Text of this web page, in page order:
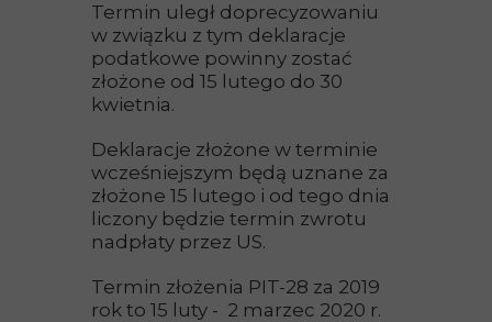
Termin uległ doprecyzowaniu
w związku z tym deklaracje
podatkowe powinny zostać
złożone od 15 lutego do 30
kwietnia.
Deklaracje złożone w terminie
wcześniejszym będą uznane za
złożone 15 lutego i od tego dnia
liczony będzie termin zwrotu
nadpłaty przez US.
Termin złożenia PIT-28 za 2019
rok to 15 luty - 2 marzec 2020 r.